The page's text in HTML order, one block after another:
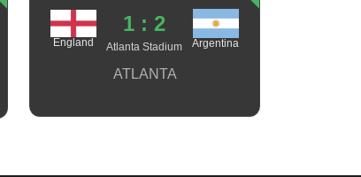
England
1 : 2
Atlanta Stadium Argentina
ATLANTA